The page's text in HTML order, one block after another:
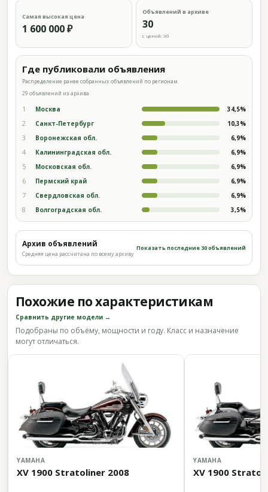
Самая высокая цена
1 600 000 ₽
Объявлений в архиве
30
с ценой: 30
Где публиковали объявления
Распределение ранее собранных объявлений по регионам.
29 объявлений из архива
1 Москва 34,5%
2 Санкт-Петербург 10,3%
3 Воронежская обл. 6,9%
4 Калининградская обл. 6,9%
5 Московская обл. 6,9%
6 Пермский край 6,9%
7 Свердловская обл. 6,9%
8 Волгоградская обл. 3,5%
Архив объявлений
Средняя цена рассчитана по всему архиву
Показать последние 30 объявлений
Похожие по характеристикам
Сравнить другие модели →
Подобраны по объёму, мощности и году. Класс и назначение
могут отличаться.
YAMAHA
XV 1900 Stratoliner 2008
YAMAHA
XV 1900